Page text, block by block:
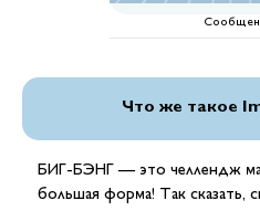
Что же такое
БИГ-БЭНГ — это челлендж
большая форма! Так